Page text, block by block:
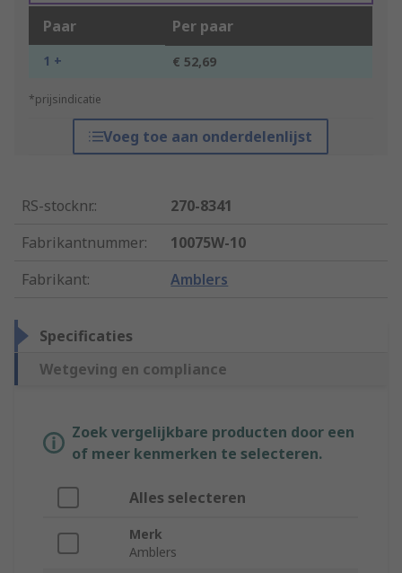
Paar Per paar
1 + € 52,69
*prijsindicatie
Voeg toe aan onderdelenlijst
RS-stocknr.:
270-8341
Fabrikantnummer:
10075W-10
Fabrikant: Amblers
Specificaties
Wetgeving en compliance
Zoek vergelijkbare producten door een
of meer kenmerken te selecteren.
Alles selecteren
Merk
Amblers